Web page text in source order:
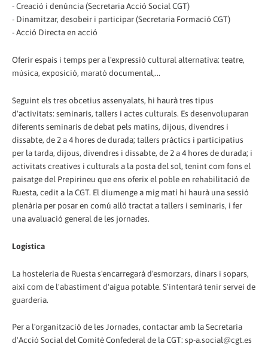
- Creació i denúncia (Secretaria Acció Social CGT)
- Dinamitzar, desobeir i participar (Secretaria Formació CGT)
- Acció Directa en acció
Oferir espais i temps per a l'expressió cultural alternativa: teatre,
música, exposició, marató documental,...
Seguint els tres obcetius assenyalats, hi haurà tres tipus
d'activitats: seminaris, tallers i actes culturals. Es desenvoluparan
diferents seminaris de debat pels matins, dijous, divendres i
dissabte, de 2 a 4 hores de durada; tallers pràctics i participatius
per la tarda, dijous, divendres i dissabte, de 2 a 4 hores de durada; i
activitats creatives i culturals a la posta del sol, tenint com fons el
paisatge del Prepirineu que ens oferix el poble en rehabilitació de
Ruesta, cedit a la CGT. El diumenge a mig matí hi haurà una sessió
plenària per posar en comú allò tractat a tallers i seminaris, i fer
una avaluació general de les jornades.
Logística
La hosteleria de Ruesta s'encarregarà d'esmorzars, dinars i sopars,
així com de l'abastiment d'aigua potable. S'intentarà tenir servei de
guarderia.
Per a l'organització de les Jornades, contactar amb la Secretaria
d'Acció Social del Comitè Confederal de la CGT: sp-a.social@cgt.es